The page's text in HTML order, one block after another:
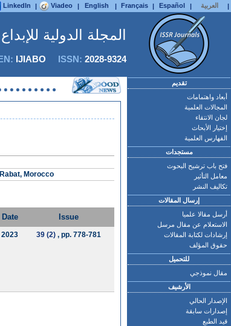
LinkedIn | Viadeo | English | Français | Español | العربية |
المجلة الدولية
IJIABO ISSN: 2028-9324
Morocco
Date Issue
2023 39 (2), pp. 778-781
تقديم
أبعاد واهتمامات
المجالات العلمية
لجان الانتقاء
إختيار الأبحاث
الفهارس العلمية
مستجدات
فتح باب ترشيح البحوث
معامل التأثير
تكاليف النشر
إرسال المقالات
أرسل مقالا علميا
الاستعلام عن مقال مرسل
إرشادات لكتابة المقالات
حقوق المؤلف
للتحميل
مقال نموذجي
الأرشيف
الإصدار الحالي
إصدارات سابقة
قيد الطبع